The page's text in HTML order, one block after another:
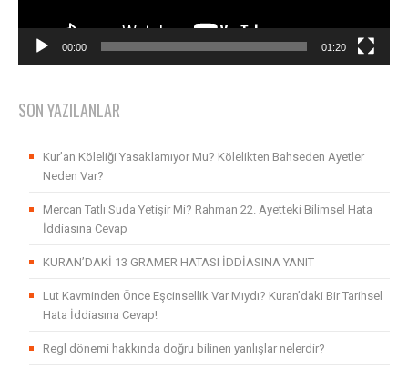
00:00 01:20
SON YAZILANLAR
Kur’an Köleliği Yasaklamıyor Mu? Kölelikten Bahseden Ayetler
Neden Var?
Mercan Tatlı Suda Yetişir Mi? Rahman 22. Ayetteki Bilimsel Hata
İddiasına Cevap
KURAN’DAKİ 13 GRAMER HATASI İDDİASINA YANIT
Lut Kavminden Önce Eşcinsellik Var Mıydı? Kuran’daki Bir Tarihsel
Hata İddiasına Cevap!
Regl dönemi hakkında doğru bilinen yanlışlar nelerdir?